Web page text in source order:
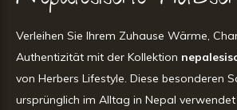
Verleihen Sie Ihrem Zuhause Wärme,
Authentizität mit der Kollektion
von Herbers Lifestyle. Diese besonderen
ursprünglich im Alltag in Nepal